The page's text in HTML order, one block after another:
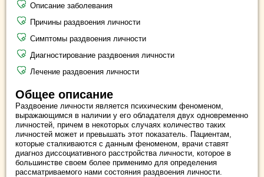
Описание заболевания
Причины раздвоения личности
Cимптомы раздвоения личности
Диагностирование раздвоения личности
Лечение раздвоения личности
Общее описание
Раздвоение личности является психическим феноменом,
выражающимся в наличии у его обладателя двух одновременно
личностей, причем в некоторых случаях количество таких
личностей может и превышать этот показатель. Пациентам,
которые сталкиваются с данным феноменом, врачи ставят
диагноз диссоциативного расстройства личности, которое в
большинстве своем более применимо для определения
рассматриваемого нами состояния раздвоения личности.